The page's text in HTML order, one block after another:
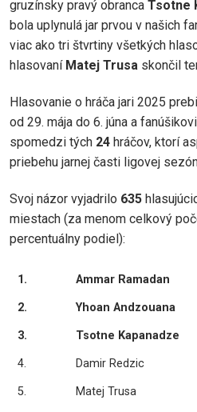
gruzínsky pravý obranca Tsotne
bola uplynulá jar prvou v našich
viac ako tri štvrtiny všetkých
hlasovaní Matej Trusa skončil
Hlasovanie o hráča jari 2025
od 29. mája do 6. júna a
spomedzi tých 24 hráčov, ktorí
priebehu jarnej časti ligovej
Svoj názor vyjadrilo 635
miestach (za menom celkový
percentuálny podiel):
1. Ammar Ramadan
2. Yhoan Andzouana
3. Tsotne Kapanadze
4. Damir Redzic
5. Matej Trusa